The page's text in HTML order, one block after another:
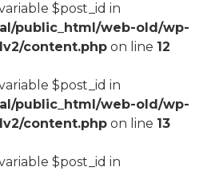
$post_id in
public_html/web-old/wp-
content.php on line 12
$post_id in
public_html/web-old/wp-
content.php on line 13
$post_id in